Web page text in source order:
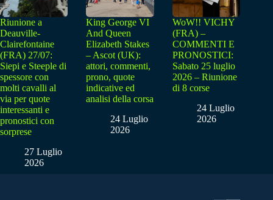
Riunione a
Deauville-
Clairefontaine
(FRA) 27/07:
Siepi e Steeple di
spessore con
molti cavalli al
via per quote
interessanti e
pronostici con
sorprese
27 Luglio
2026
King George VI
And Queen
Elizabeth Stakes
– Ascot (UK):
attori, commenti,
prono, quote
indicative ed
analisi della corsa
24 Luglio
2026
WoW!! VICHY
(FRA) –
COMMENTI E
PRONOSTICI:
Sabato 25 luglio
2026 – Riunione
di 8 corse
24 Luglio
2026